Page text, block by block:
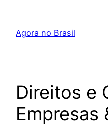
Agora no Brasil
Direitos e
Empresas